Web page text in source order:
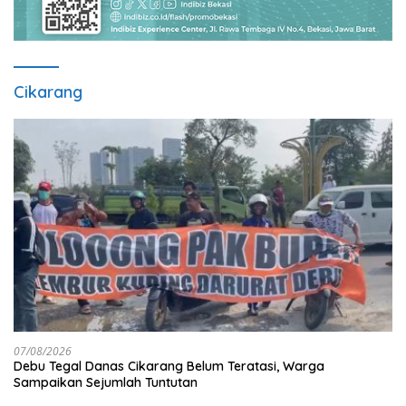
Cikarang
07/08/2026
Debu Tegal Danas Cikarang Belum Teratasi, Warga
Sampaikan Sejumlah Tuntutan